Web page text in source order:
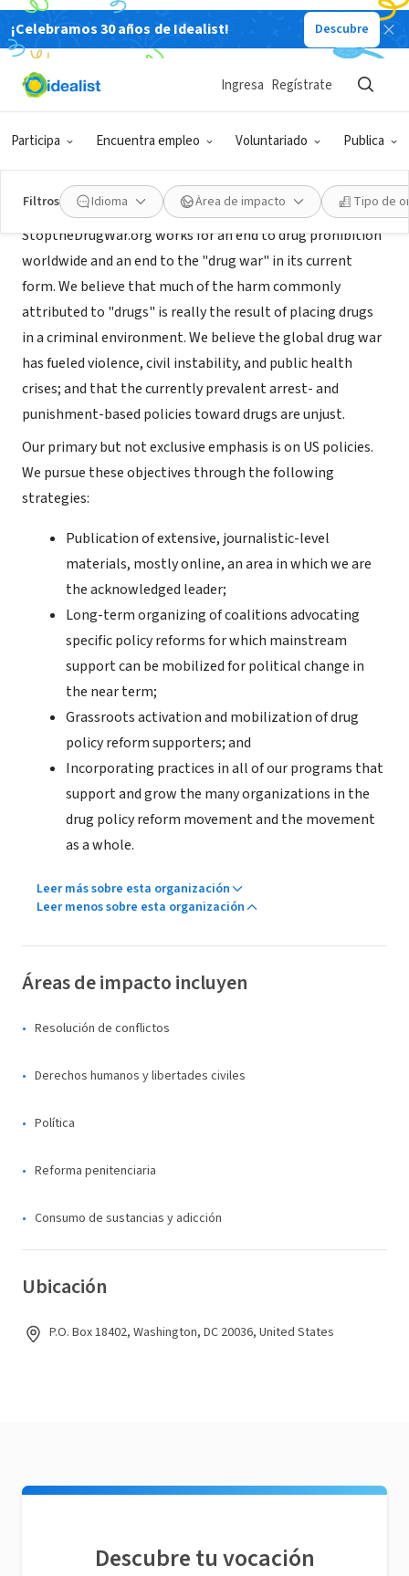
¡Celebramos 30 años de Idealist! Descubre
Participa Encuentra empleo Voluntariado Publica
Ingresa Regístrate
Filtros Idioma Área de impacto Tipo de
ORGANIZACIÓN SIN FIN DE LUCRO
StoptheDrugWar.org
Acerca de
StoptheDrugWar.org works for an end to drug prohibition
worldwide and an end to the "drug war" in its current
form. We believe that much of the harm commonly
attributed to "drugs" is really the result of placing drugs
in a criminal environment. We believe the global drug war
has fueled violence, civil instability, and public health
crises; and that the currently prevalent arrest- and
punishment-based policies toward drugs are unjust.
Our primary but not exclusive emphasis is on US policies.
We pursue these objectives through the following
strategies:
Publication of extensive, journalistic-level
materials, mostly online, an area in which we are
the acknowledged leader;
Long-term organizing of coalitions advocating
specific policy reforms for which mainstream
support can be mobilized for political change in
the near term;
Grassroots activation and mobilization of drug
policy reform supporters; and
Incorporating practices in all of our programs that
support and grow the many organizations in the
drug policy reform movement and the movement
as a whole.
Leer más sobre esta organización
Leer menos sobre esta organización
Áreas de impacto incluyen
Resolución de conflictos
Derechos humanos y libertades civiles
Política
Reforma penitenciaria
Consumo de sustancias y adicción
Ubicación
P.O. Box 18402, Washington, DC 20036, United States
Descubre tu vocación